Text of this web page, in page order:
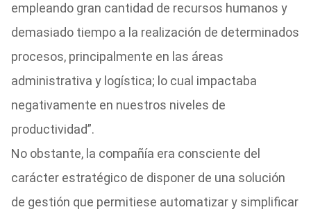
empleando gran cantidad de recursos humanos y
demasiado tiempo a la realización de determinados
procesos, principalmente en las áreas
administrativa y logística; lo cual impactaba
negativamente en nuestros niveles de
productividad”.
No obstante, la compañía era consciente del
carácter estratégico de disponer de una solución
de gestión que permitiese automatizar y simplificar